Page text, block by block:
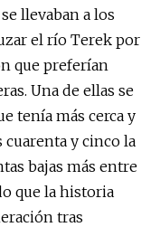
llevaban a los
el río Terek por
que preferían
Una de ellas se
tenía más cerca y
cuarenta y cinco la
bajas más entre
que la historia
tras